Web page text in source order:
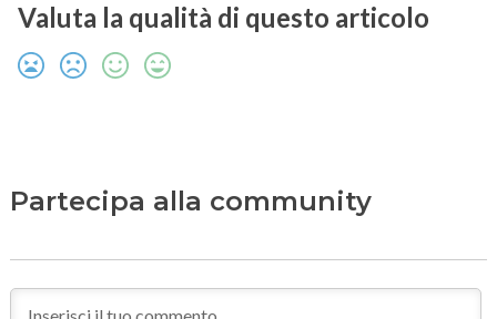
Valuta la qualità di questo articolo
Partecipa alla community